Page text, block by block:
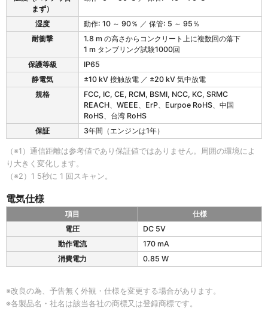
まず）
湿度
動作: 10 ～ 90％ ／ 保管: 5 ～ 95％
耐衝撃
1.8 m の高さからコンクリート上に複数回の落下
1 m タンブリング試験1000回
保護等級
IP65
静電気
±10 kV 接触放電 ／ ±20 kV 気中放電
規格
FCC, IC, CE, RCM, BSMI, NCC, KC, SRMC
REACH、WEEE、ErP、Eurpoe RoHS、中国
RoHS、台湾 RoHS
保証
3年間（エンジンは1年）
（※1）通信距離は参考値であり保証値ではありません。周囲の環境によ
り大きく変化します。
（※2）1 5秒に 1 回スキャン。
電気仕様
5
の
気
仕
項目
仕様
電圧
DC 5V
動作電流
170 mA
消費電力
0.85 W
※改良の為、予告無く外観・仕様を変更する場合があります。
※各製品名・社名は該当各社の商標又は登録商標です。